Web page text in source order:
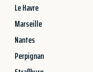
Le Havre
Marseille
Nantes
Perpignan